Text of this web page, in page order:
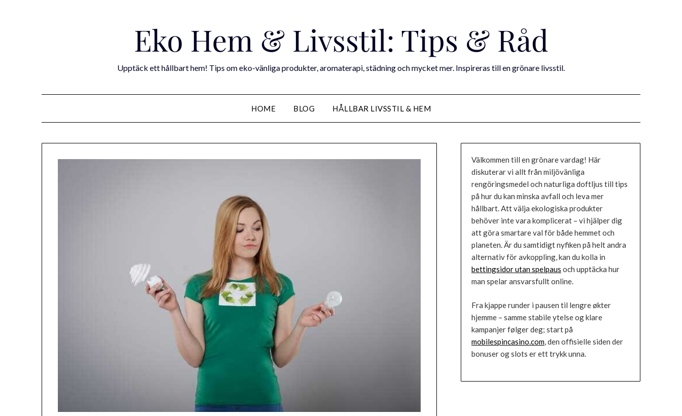
Eko Hem & Livsstil: Tips & Råd
Upptäck ett hållbart hem! Tips om eko-vänliga produkter, aromaterapi, städning och mycket mer. Inspireras till en grönare livsstil.
HOME BLOG HÅLLBAR LIVSSTIL & HEM
Välkommen till en grönare vardag! Här
diskuterar vi allt från miljövänliga
rengöringsmedel och naturliga doftljus till tips
på hur du kan minska avfall och leva mer
hållbart. Att välja ekologiska produkter
behöver inte vara komplicerat – vi hjälper dig
att göra smartare val för både hemmet och
planeten. Är du samtidigt nyfiken på helt andra
alternativ för avkoppling, kan du kolla in
bettingsidor utan spelpaus och upptäcka hur
man spelar ansvarsfullt online.
Fra kjappe runder i pausen til lengre økter
hjemme – samme stabile ytelse og klare
kampanjer følger deg; start på
mobilespincasino.com, den offisielle siden der
bonuser og slots er ett trykk unna.